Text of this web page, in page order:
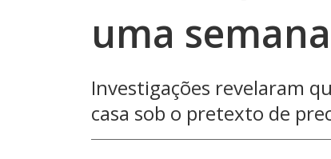
uma
Investigações revelaram
casa sob o pretexto de